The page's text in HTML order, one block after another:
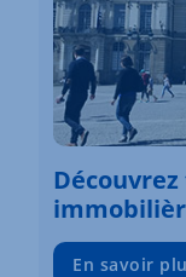
En savoir